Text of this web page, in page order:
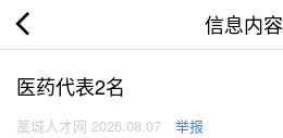
信息内容
医药代表2名
藁城人才网 2026.08.07 举报